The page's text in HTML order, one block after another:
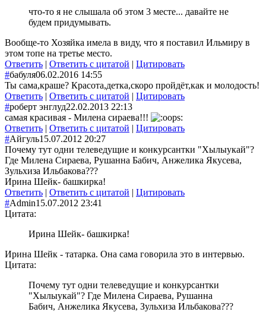
что-то я не слышала об этом 3 месте... давайте не
будем придумывать.
Вообще-то Хозяйка имела в виду, что я поставил Ильмиру в
этом топе на третье место.
Ответить | Ответить с цитатой | Цитировать
#бабуля06.02.2016 14:55
Ты сама,краше? Красота,детка,скоро пройдёт,как и молодость!
Ответить | Ответить с цитатой | Цитировать
#роберт энглуд22.02.2013 22:13
самая красивая - Милена сираева!!!
Ответить | Ответить с цитатой | Цитировать
#Айгуль15.07.2012 20:27
Почему тут одни телеведущие и конкурсантки "Хылыукай"?
Где Милена Сираева, Рушанна Бабич, Анжелика Якусева,
Зульхиза Ильбакова???
Ирина Шейк- башкирка!
Ответить | Ответить с цитатой | Цитировать
#Admin15.07.2012 23:41
Цитата:
Ирина Шейк- башкирка!
Ирина Шейк - татарка. Она сама говорила это в интервью.
Цитата:
Почему тут одни телеведущие и конкурсантки
"Хылыукай"? Где Милена Сираева, Рушанна
Бабич, Анжелика Якусева, Зульхиза Ильбакова???